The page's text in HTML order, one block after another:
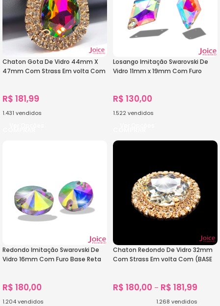
Chaton Gota De Vidro 44mm X
47mm Com Strass Em volta Com
R$ 181,99
1.431 vendidos
Losango Imitação Swarovski De
Vidro 11mm x 19mm Com Furo
R$ 130,00
1.522 vendidos
Redondo Imitação Swarovski De
Vidro 16mm Com Furo Base Reta
R$ 180,00
1.204vendidos
Chaton Redondo De Vidro 32mm
Com Strass Em volta Com (BASE
R$ 180,00 – R$ 181,99
1.268 vendidos